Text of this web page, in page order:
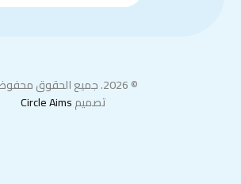
© 2026. جميع الحقوق محفوظة.
تصميمCircle Aims